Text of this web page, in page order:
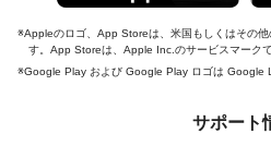
Appleのロゴ、App Storeは、米国もしくはその
す。App Storeは、Apple Inc.のサービスマークで
Google Play および Google Play ロゴは Google
サポート